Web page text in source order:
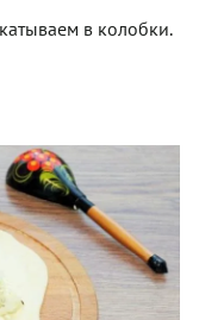
в колобки.